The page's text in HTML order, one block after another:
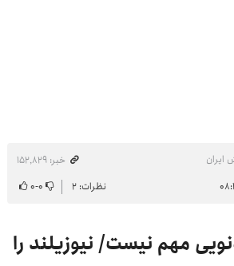
ایران
خبر: ۱۵۲٬۸۲۹
نظرات: ۲ ۰-۰
مهم نیست/ نیوزیلند را